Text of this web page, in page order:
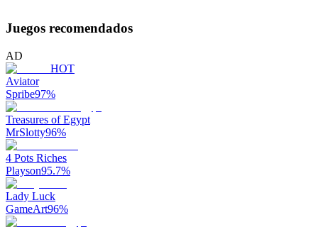
Juegos recomendados
AD
HOT
Aviator
Spribe97%
Treasures of Egypt
MrSlotty96%
4 Pots Riches
Playson95.7%
Lady Luck
GameArt96%